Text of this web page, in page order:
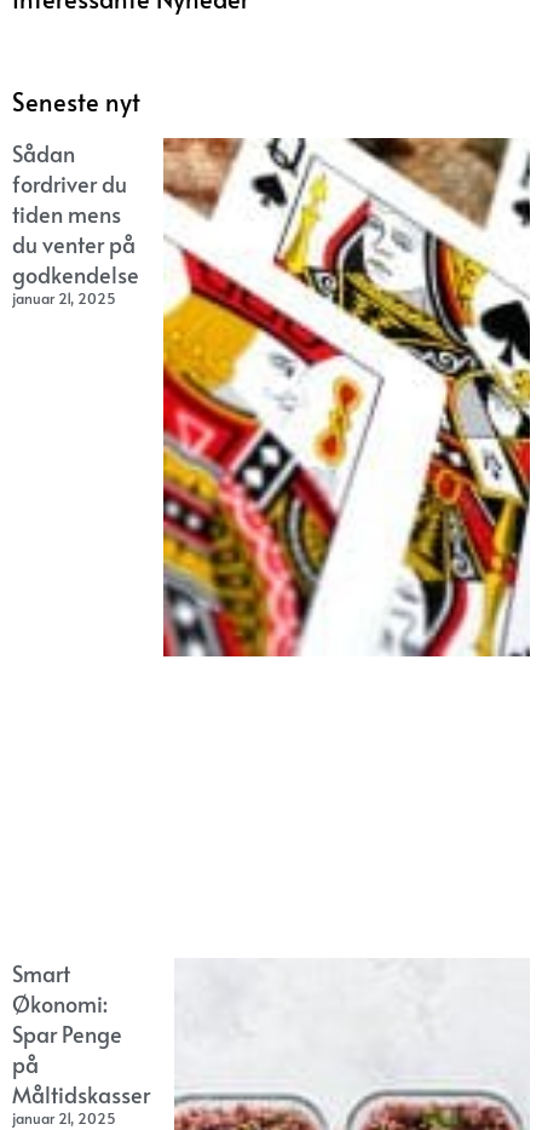
Seneste nyt
Sådan
fordriver du
tiden mens
du venter på
godkendelse
januar 21, 2025
Smart
Økonomi:
Spar Penge
på
Måltidskasser
januar 21, 2025